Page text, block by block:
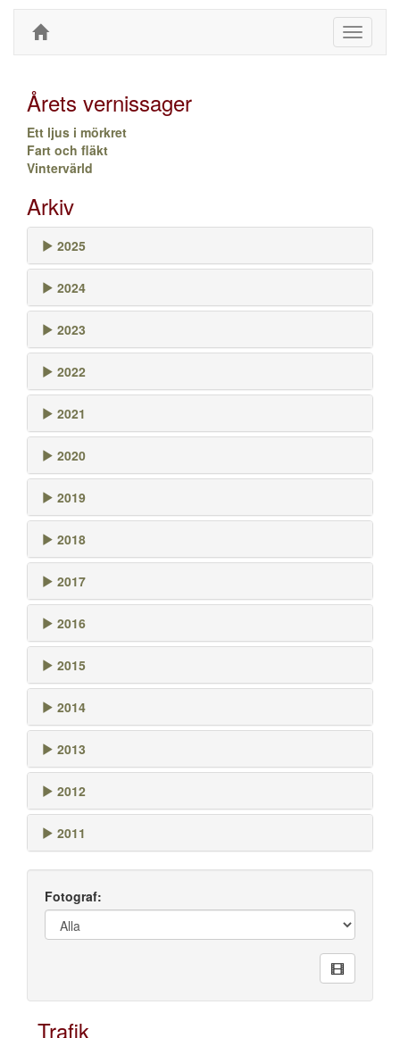
Toggle
Årets vernissager
Ett ljus i mörkret
Fart och fläkt
Vintervärld
Arkiv
2025
2024
2023
2022
2021
2020
2019
2018
2017
2016
2015
2014
2013
2012
2011
Fotograf:
Trafik